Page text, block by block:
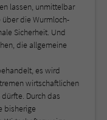
lassen, unmittelbar
die Wurmloch-
Sicherheit. Und
die allgemeine
es wird
wirtschaftlichen
Durch das
bisherige